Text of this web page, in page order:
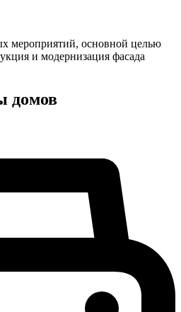
мероприятий, основной целью
и модернизация фасада
домов